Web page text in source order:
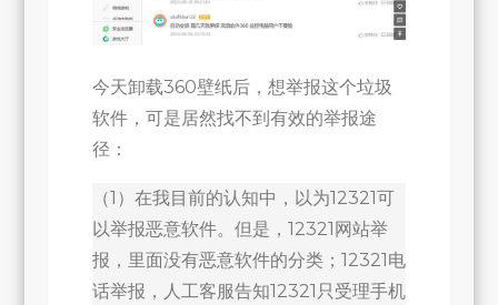
今天卸载360壁纸后，想举报这个垃圾
软件，可是居然找不到有效的举报途
径：
（1）在我目前的认知中，以为12321可
以举报恶意软件。但是，12321网站举
报，里面没有恶意软件的分类；12321电
话举报，人工客服告知12321只受理手机